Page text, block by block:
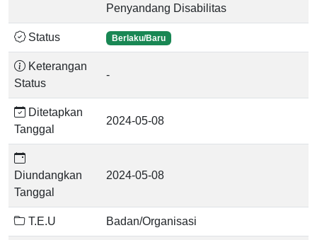
Penyandang Disabilitas
Status Berlaku/Baru
Keterangan
Status
-
Ditetapkan
Tanggal
2024-05-08
Diundangkan
Tanggal
2024-05-08
T.E.U Badan/Organisasi